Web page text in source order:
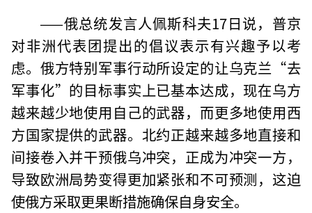
——俄总统发言人佩斯科夫17日说，普京
对非洲代表团提出的倡议表示有兴趣予以考
虑。俄方特别军事行动所设定的让乌克兰“去
军事化”的目标事实上已基本达成，现在乌方
越来越少地使用自己的武器，而更多地使用西
方国家提供的武器。北约正越来越多地直接和
间接卷入并干预俄乌冲突，正成为冲突一方，
导致欧洲局势变得更加紧张和不可预测，这迫
使俄方采取更果断措施确保自身安全。